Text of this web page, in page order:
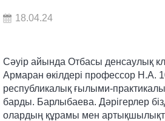
18.04.24
Сәуір айында Отбасы денсаулық
Армаран өкілдері профессор
республикалық ғылыми-
барды. Барлыбаева. Дәрігерлер
олардың құрамы мен